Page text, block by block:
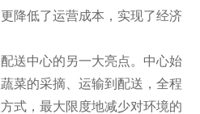
降低了运营成本，实现了经济
送中心的另一大亮点。中心始
菜的采摘、运输到配送，全程
式，最大限度地减少对环境的